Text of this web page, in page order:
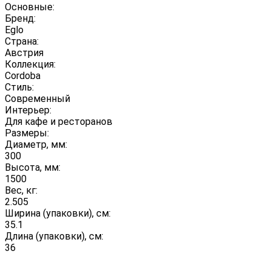
Основные:
Бренд:
Eglo
Страна:
Австрия
Коллекция:
Cordoba
Стиль:
Современный
Интерьер:
Для кафе и ресторанов
Размеры:
Диаметр, мм:
300
Высота, мм:
1500
Вес, кг:
2.505
Ширина (упаковки), см:
35.1
Длина (упаковки), см:
36